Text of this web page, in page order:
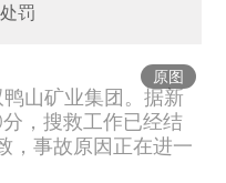
罚
原图
山矿业集团。据新
，搜救工作已经结
，事故原因正在进一